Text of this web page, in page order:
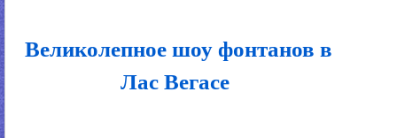
Великолепное шоу фонтанов в
Лас Вегасе